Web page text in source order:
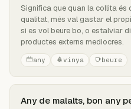
Significa que quan la collita és
qualitat, més val gastar el
si es vol beure bo, o estalviar
productes externs mediocres.
any vinya beure
Any de malalts, bon any